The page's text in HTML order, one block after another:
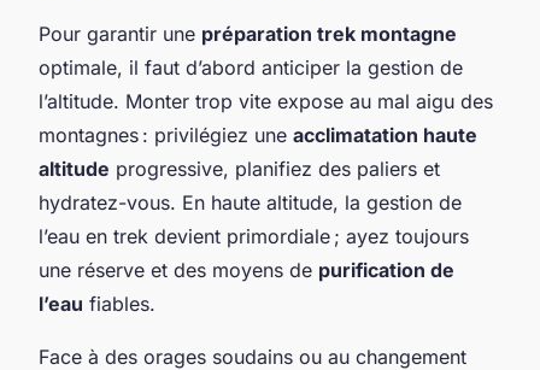
Pour garantir une préparation trek montagne
optimale, il faut d’abord anticiper la gestion de
l’altitude. Monter trop vite expose au mal aigu des
montagnes : privilégiez une acclimatation haute
altitude progressive, planifiez des paliers et
hydratez-vous. En haute altitude, la gestion de
l’eau en trek devient primordiale ; ayez toujours
une réserve et des moyens de purification de
l’eau fiables.
Face à des orages soudains ou au changement